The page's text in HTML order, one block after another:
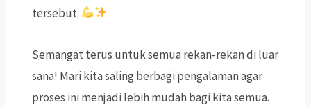
tersebut.
Semangat terus untuk semua rekan-rekan di luar
sana! Mari kita saling berbagi pengalaman agar
proses ini menjadi lebih mudah bagi kita semua.